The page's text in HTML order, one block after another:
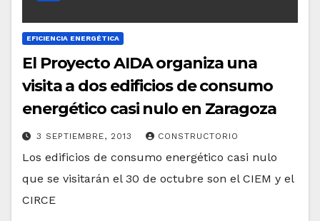
EFICIENCIA ENERGÉTICA
El Proyecto AIDA organiza una
visita a dos edificios de consumo
energético casi nulo en Zaragoza
3 SEPTIEMBRE, 2013 CONSTRUCTORIO
Los edificios de consumo energético casi nulo
que se visitarán el 30 de octubre son el CIEM y el
CIRCE